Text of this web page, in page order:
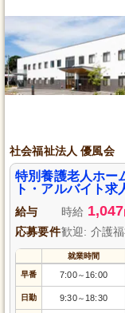
社会福祉法人 優風会
特別養護老人ホー
ト・アルバイト求
給与 時給 1,047
応募要件歓迎: 介護
就業時間
早番 7:00～ 16:00
日勤 9:30～ 18:30